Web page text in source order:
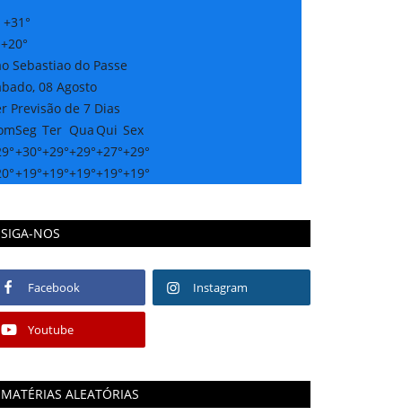
+31°
+20°
Sebastiao do Passe
08 Agosto
Previsão de 7 Dias
Seg Ter Qua Qui Sex
+30°+29°+29°+27°+29°
+19°+19°+19°+19°+19°
SIGA-NOS
Facebook Instagram
Youtube
MATÉRIAS ALEATÓRIAS